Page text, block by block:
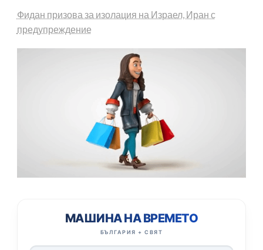
Фидан призова за изолация на Израел, Иран с
предупреждение
МАШИНА НА ВРЕМЕТО
БЪЛГАРИЯ + СВЯТ